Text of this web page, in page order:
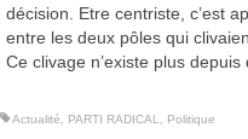
décision. Etre centriste, c’est
entre les deux pôles qui
Ce clivage n’existe plus depuis
Actualité PARTI RADICAL Politique